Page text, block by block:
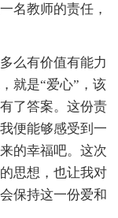
名教师的责任，
么有价值有能力
就是“爱心”，该
了答案。这份责
便能够感受到一
的幸福吧。这次
思想，也让我对
保持这一份爱和